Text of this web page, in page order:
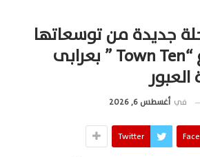
جديدة من توسعاتها
بإطلاق مشروع “Town Ten ” بعرابى
العبور
في أغسطس 6, 2026
Twitter